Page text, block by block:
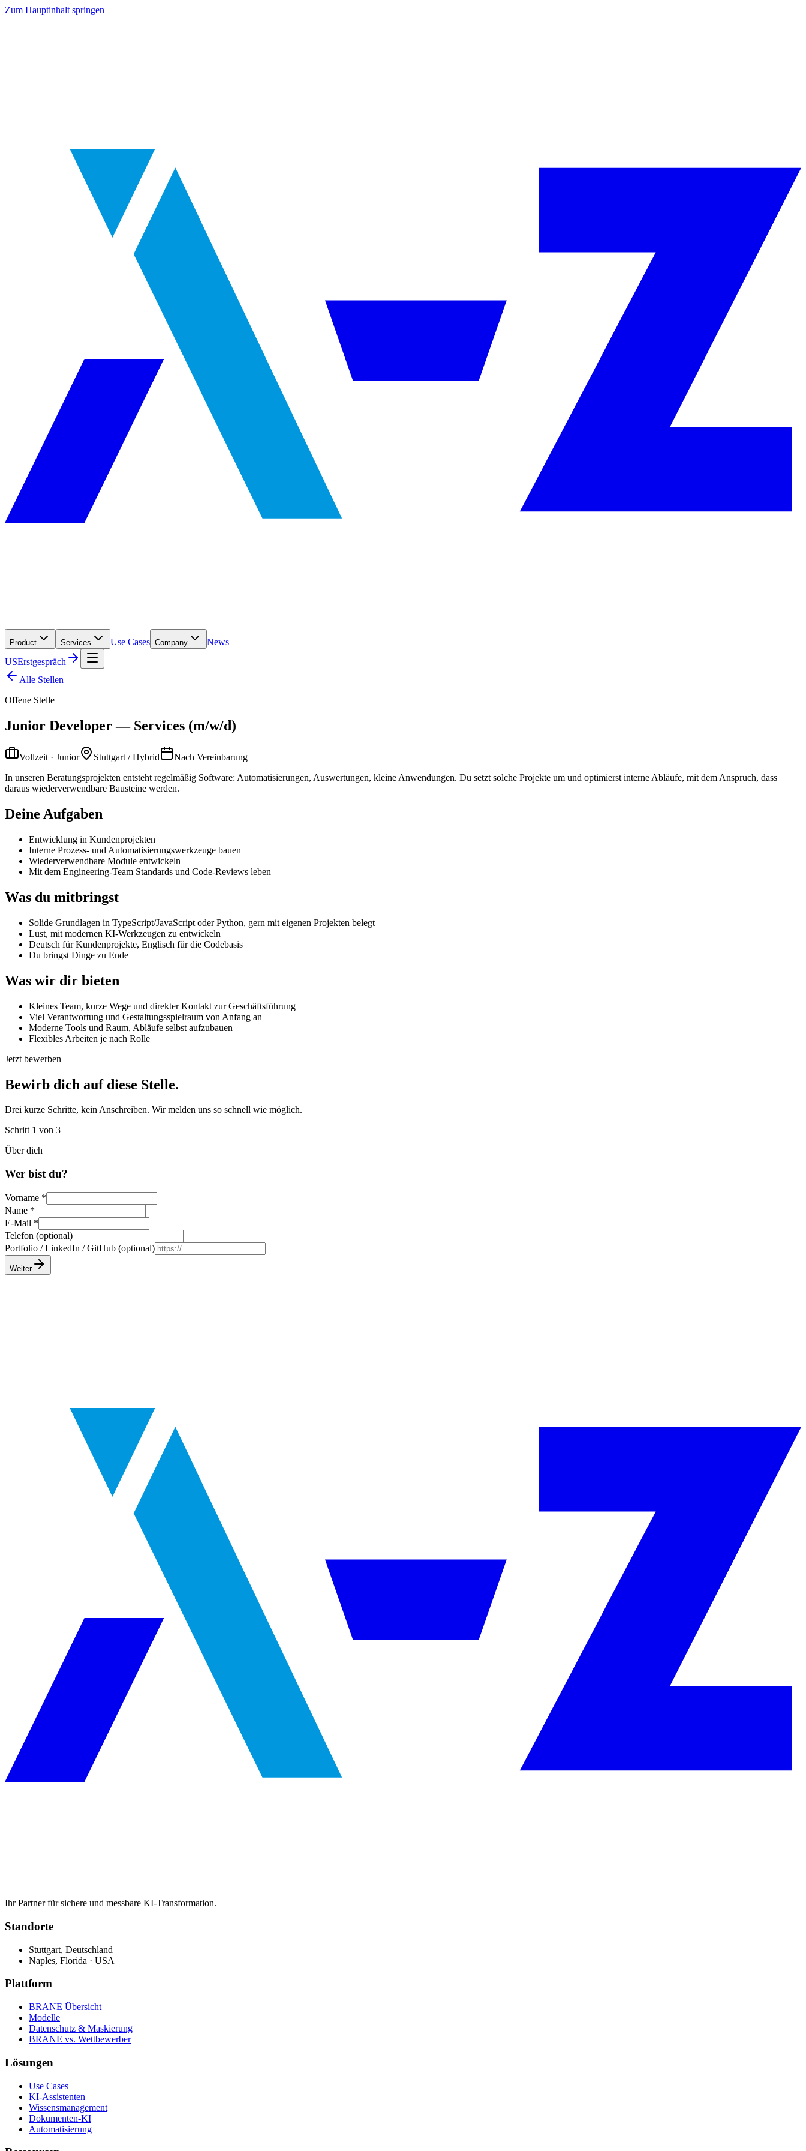
Zum Hauptinhalt springen
Product Services Use Cases Company
News
USErstgespräch
Alle Stellen
Offene Stelle
Junior Developer — Services (m/w/d)
Vollzeit · Junior Stuttgart / Hybrid
Nach Vereinbarung
In unseren Beratungsprojekten entsteht regelmäßig Software: Automatisierungen, Auswertungen, kleine Anwendungen. Du setzt solche Projekte um und optimierst interne Abläufe, mit dem Anspruch, dass
daraus wiederverwendbare Bausteine werden.
Deine Aufgaben
Entwicklung in Kundenprojekten
Interne Prozess- und Automatisierungswerkzeuge bauen
Wiederverwendbare Module entwickeln
Mit dem Engineering-Team Standards und Code-Reviews leben
Was du mitbringst
Solide Grundlagen in TypeScript/JavaScript oder Python, gern mit eigenen Projekten belegt
Lust, mit modernen KI-Werkzeugen zu entwickeln
Deutsch für Kundenprojekte, Englisch für die Codebasis
Du bringst Dinge zu Ende
Was wir dir bieten
Kleines Team, kurze Wege und direkter Kontakt zur Geschäftsführung
Viel Verantwortung und Gestaltungsspielraum von Anfang an
Moderne Tools und Raum, Abläufe selbst aufzubauen
Flexibles Arbeiten je nach Rolle
Jetzt bewerben
Bewirb dich auf diese Stelle.
Drei kurze Schritte, kein Anschreiben. Wir melden uns so schnell wie möglich.
Schritt 1 von 3
Über dich
Wer bist du?
Vorname *
Name *
E-Mail *
Telefon (optional)
Portfolio / LinkedIn / GitHub (optional)
Weiter
Ihr Partner für sichere und messbare KI-Transformation.
Standorte
Stuttgart, Deutschland
Naples, Florida · USA
Plattform
BRANE Übersicht
Modelle
Datenschutz & Maskierung
BRANE vs. Wettbewerber
Lösungen
Use Cases
KI-Assistenten
Wissensmanagement
Dokumenten-KI
Automatisierung